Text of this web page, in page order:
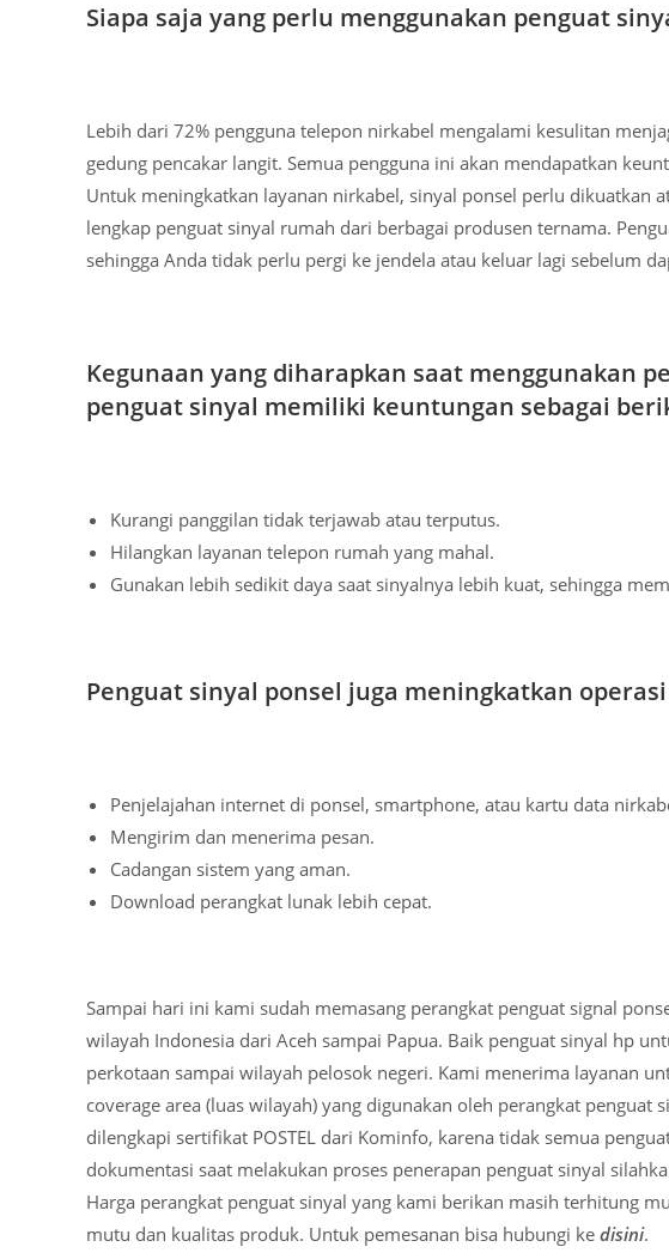
Siapa saja yang perlu menggunakan penguat
Lebih dari 72% pengguna telepon nirkabel mengalami kesulitan
gedung pencakar langit. Semua pengguna ini akan mendapatkan
Untuk meningkatkan layanan nirkabel, sinyal ponsel perlu dikuatkan
lengkap penguat sinyal rumah dari berbagai produsen ternama.
sehingga Anda tidak perlu pergi ke jendela atau keluar lagi sebelum
Kegunaan yang diharapkan saat menggunakan
penguat sinyal memiliki keuntungan sebagai
Kurangi panggilan tidak terjawab atau terputus.
Hilangkan layanan telepon rumah yang mahal.
Gunakan lebih sedikit daya saat sinyalnya lebih kuat, sehingga
Penguat sinyal ponsel juga meningkatkan
Penjelajahan internet di ponsel, smartphone, atau kartu data
Mengirim dan menerima pesan.
Cadangan sistem yang aman.
Download perangkat lunak lebih cepat.
Sampai hari ini kami sudah memasang perangkat penguat signal
wilayah Indonesia dari Aceh sampai Papua. Baik penguat sinyal hp
perkotaan sampai wilayah pelosok negeri. Kami menerima layanan
coverage area (luas wilayah) yang digunakan oleh perangkat penguat
dilengkapi sertifikat POSTEL dari Kominfo, karena tidak semua
dokumentasi saat melakukan proses penerapan penguat sinyal
Harga perangkat penguat sinyal yang kami berikan masih terhitung
mutu dan kualitas produk. Untuk pemesanan bisa hubungi ke disini.